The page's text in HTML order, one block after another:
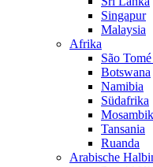
Singapur
Malaysia
Afrika
São
Botswana
Namibia
Südafrika
Mosambik
Tansania
Ruanda
Arabische